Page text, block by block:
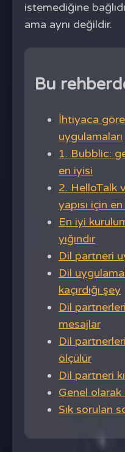
istemediğine
ama aynı değildir.
Bu
İhtiyaca
uygulamaları
1. Bubblic:
en iyisi
2. HelloTalk
yapısı için
En iyi
yığındır
Dil partneri
Dil
kaçırdığı şey
Dil
mesajlar
Dil
ölçülür
Dil partneri
Genel
Sık sorulan